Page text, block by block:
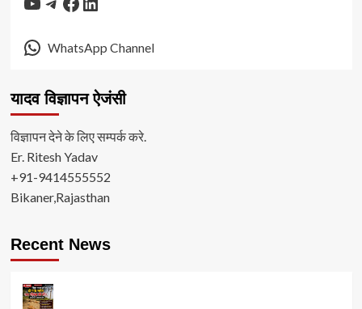
WhatsApp Channel
यादव विज्ञापन ऐजंसी
विज्ञापन देने के लिए सम्पर्क करे.
Er. Ritesh Yadav
+91-9414555552
Bikaner,Rajasthan
Recent News